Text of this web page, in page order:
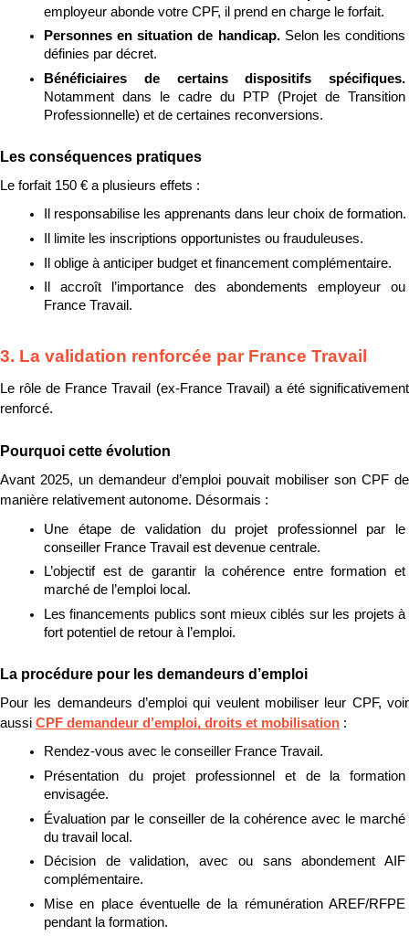
employeur abonde votre CPF, il prend en charge le forfait.
Personnes en situation de handicap. Selon les conditions
définies par décret.
Notamment dans le cadre du PTP (Projet de Transition
Professionnelle) et de certaines reconversions.
Les conséquences pratiques
Le forfait 150 € a plusieurs effets :
Il responsabilise les apprenants dans leur choix de formation.
Il limite les inscriptions opportunistes ou frauduleuses.
Il oblige à anticiper budget et financement complémentaire.
Il accroît l’importance des abondements employeur ou
France Travail.
3. La validation renforcée par France Travail
Le rôle de France Travail (ex-France Travail) a été significativement
renforcé.
Pourquoi cette évolution
Avant 2025, un demandeur d’emploi pouvait mobiliser son CPF de
manière relativement autonome. Désormais :
Une étape de validation du projet professionnel par le
conseiller France Travail est devenue centrale.
L’objectif est de garantir la cohérence entre formation et
marché de l’emploi local.
Les financements publics sont mieux ciblés sur les projets à
fort potentiel de retour à l’emploi.
La procédure pour les demandeurs d’emploi
Pour les demandeurs d’emploi qui veulent mobiliser leur CPF, voir
aussi CPF demandeur d’emploi, droits et mobilisation :
Rendez-vous avec le conseiller France Travail.
Présentation du projet professionnel et de la formation
envisagée.
Évaluation par le conseiller de la cohérence avec le marché
du travail local.
Décision de validation, avec ou sans abondement AIF
complémentaire.
Mise en place éventuelle de la rémunération AREF/RFPE
pendant la formation.